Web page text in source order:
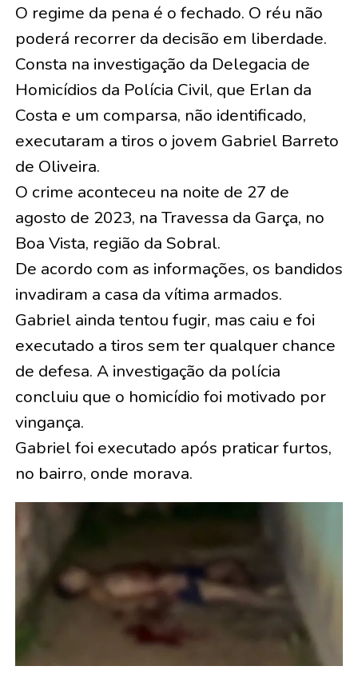
O regime da pena é o fechado. O réu não
poderá recorrer da decisão em liberdade.
Consta na investigação da Delegacia de
Homicídios da Polícia Civil, que Erlan da
Costa e um comparsa, não identificado,
executaram a tiros o jovem Gabriel Barreto
de Oliveira.
O crime aconteceu na noite de 27 de
agosto de 2023, na Travessa da Garça, no
Boa Vista, região da Sobral.
De acordo com as informações, os bandidos
invadiram a casa da vítima armados.
Gabriel ainda tentou fugir, mas caiu e foi
executado a tiros sem ter qualquer chance
de defesa. A investigação da polícia
concluiu que o homicídio foi motivado por
vingança.
Gabriel foi executado após praticar furtos,
no bairro, onde morava.